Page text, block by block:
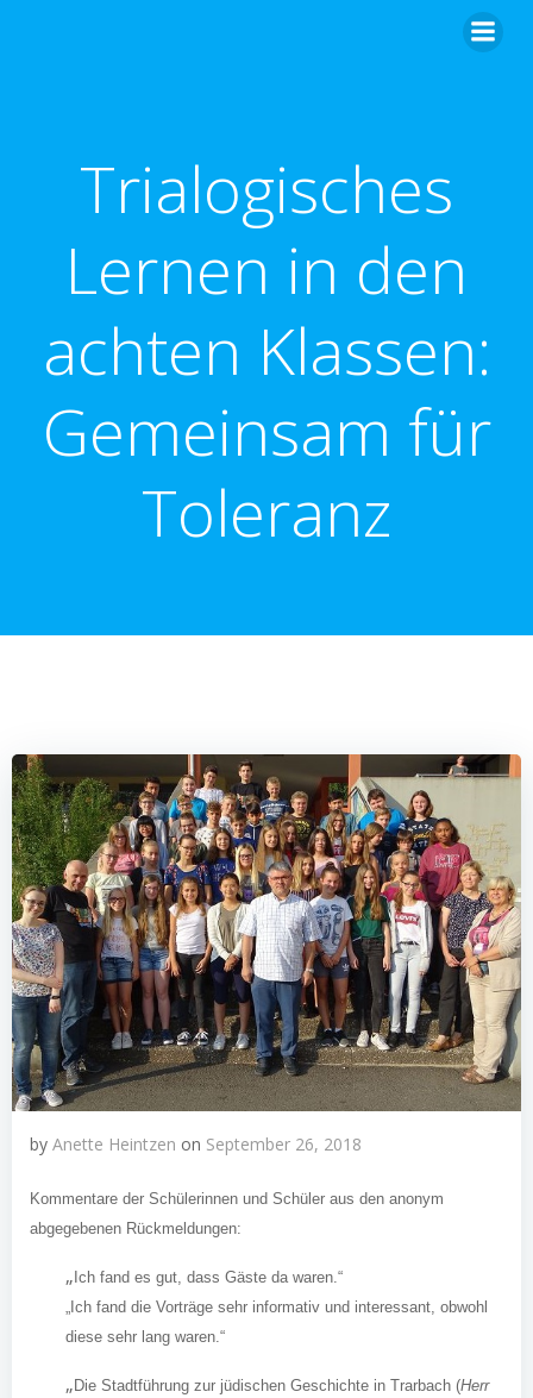
Trialogisches
Lernen in den
achten Klassen:
Gemeinsam für
Toleranz
by Anette Heintzen on September 26, 2018
Kommentare der Schülerinnen und Schüler aus den anonym
abgegebenen Rückmeldungen:
„ Ich fand es gut, dass Gäste da waren.“
„Ich fand die Vorträge sehr informativ und interessant, obwohl
diese sehr lang waren.“
„ Die Stadtführung zur jüdischen Geschichte in Trarbach (Herr